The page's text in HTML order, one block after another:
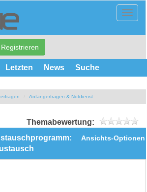
Registrieren
Letzten News Suche
Anfängerfragen & Notdienst
Themabewertung:
Ansichts-Optionen